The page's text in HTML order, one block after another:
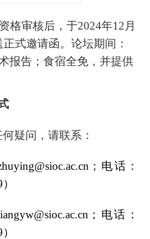
格审核后， 于2024年12 月
式邀请函。论坛期间：
报告 ；食宿全免，并提供
疑问，请联系：
；电话：
）
；电话：
）